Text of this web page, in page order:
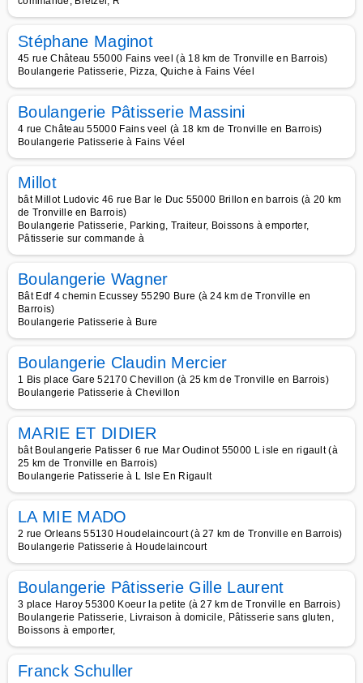
Stéphane Maginot
45 rue Château 55000 Fains veel (à 18 km de Tronville en Barrois)
Boulangerie Patisserie, Pizza, Quiche à Fains Véel
Boulangerie Pâtisserie Massini
4 rue Château 55000 Fains veel (à 18 km de Tronville en Barrois)
Boulangerie Patisserie à Fains Véel
Millot
bât Millot Ludovic 46 rue Bar le Duc 55000 Brillon en barrois (à 20 km
de Tronville en Barrois)
Boulangerie Patisserie, Parking, Traiteur, Boissons à emporter,
Pâtisserie sur commande à
Boulangerie Wagner
Bât Edf 4 chemin Ecussey 55290 Bure (à 24 km de Tronville en
Barrois)
Boulangerie Patisserie à Bure
Boulangerie Claudin Mercier
1 Bis place Gare 52170 Chevillon (à 25 km de Tronville en Barrois)
Boulangerie Patisserie à Chevillon
MARIE ET DIDIER
bât Boulangerie Patisser 6 rue Mar Oudinot 55000 L isle en rigault (à
25 km de Tronville en Barrois)
Boulangerie Patisserie à L Isle En Rigault
LA MIE MADO
2 rue Orleans 55130 Houdelaincourt (à 27 km de Tronville en Barrois)
Boulangerie Patisserie à Houdelaincourt
Boulangerie Pâtisserie Gille Laurent
3 place Haroy 55300 Koeur la petite (à 27 km de Tronville en Barrois)
Boulangerie Patisserie, Livraison à domicile, Pâtisserie sans gluten,
Boissons à emporter,
Franck Schuller